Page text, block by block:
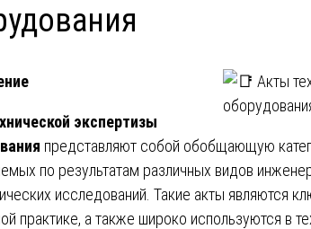
экспертизы
представляют собой обобщающую
по результатам различных видов
исследований. Такие акты являются
практике, а также широко используются в